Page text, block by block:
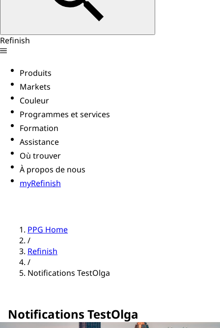
Refinish
Produits
Markets
Couleur
Programmes et services
Formation
Assistance
Où trouver
À propos de nous
myRefinish
PPG Home
/
Refinish
/
Notifications TestOlga
Notifications TestOlga